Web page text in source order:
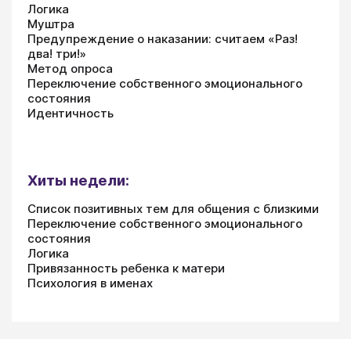
Логика
Муштра
Предупреждение о наказании: считаем «Раз!
два! три!»
Метод опроса
Переключение собственного эмоционального
состояния
Идентичность
Хиты недели:
Список позитивных тем для общения с близкими
Переключение собственного эмоционального
состояния
Логика
Привязанность ребенка к матери
Психология в именах